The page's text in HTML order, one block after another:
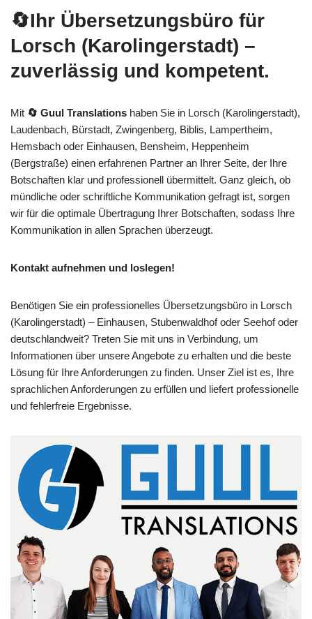
🔄Ihr Übersetzungsbüro für
Lorsch (Karolingerstadt) –
zuverlässig und kompetent.
Mit 🔄 Guul Translations haben Sie in Lorsch (Karolingerstadt),
Laudenbach, Bürstadt, Zwingenberg, Biblis, Lampertheim,
Hemsbach oder Einhausen, Bensheim, Heppenheim
(Bergstraße) einen erfahrenen Partner an Ihrer Seite, der Ihre
Botschaften klar und professionell übermittelt. Ganz gleich, ob
mündliche oder schriftliche Kommunikation gefragt ist, sorgen
wir für die optimale Übertragung Ihrer Botschaften, sodass Ihre
Kommunikation in allen Sprachen überzeugt.
Kontakt aufnehmen und loslegen!
Benötigen Sie ein professionelles Übersetzungsbüro in Lorsch
(Karolingerstadt) – Einhausen, Stubenwaldhof oder Seehof oder
deutschlandweit? Treten Sie mit uns in Verbindung, um
Informationen über unsere Angebote zu erhalten und die beste
Lösung für Ihre Anforderungen zu finden. Unser Ziel ist es, Ihre
sprachlichen Anforderungen zu erfüllen und liefert professionelle
und fehlerfreie Ergebnisse.